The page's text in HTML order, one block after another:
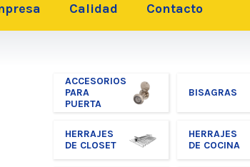
Calidad Contacto
ACCESORIOS
PARA
PUERTA
BISAGRAS
HERRAJES
DE CLOSET
HERRAJES
DE COCINA